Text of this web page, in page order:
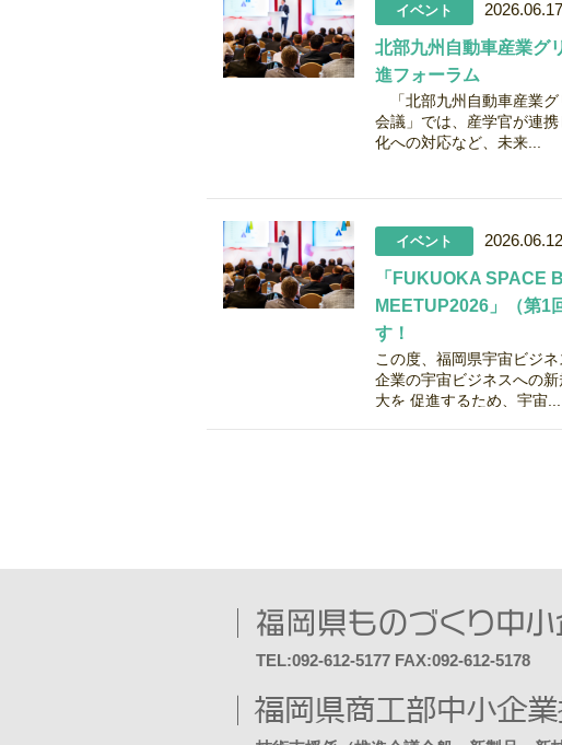
イベント
北部九州自動車産業グ
進フォーラム
「北部九州自動車産業グ
会議」では、産学官が連
化への対応など、未来...
イベント
「FUKUOKA SPACE
MEETUP2026」（第1
す！
この度、福岡県宇宙ビジ
企業の宇宙ビジネスへの
大を 促進するため、宇宙...
TEL:092-612-5177 FAX:092-612-5178